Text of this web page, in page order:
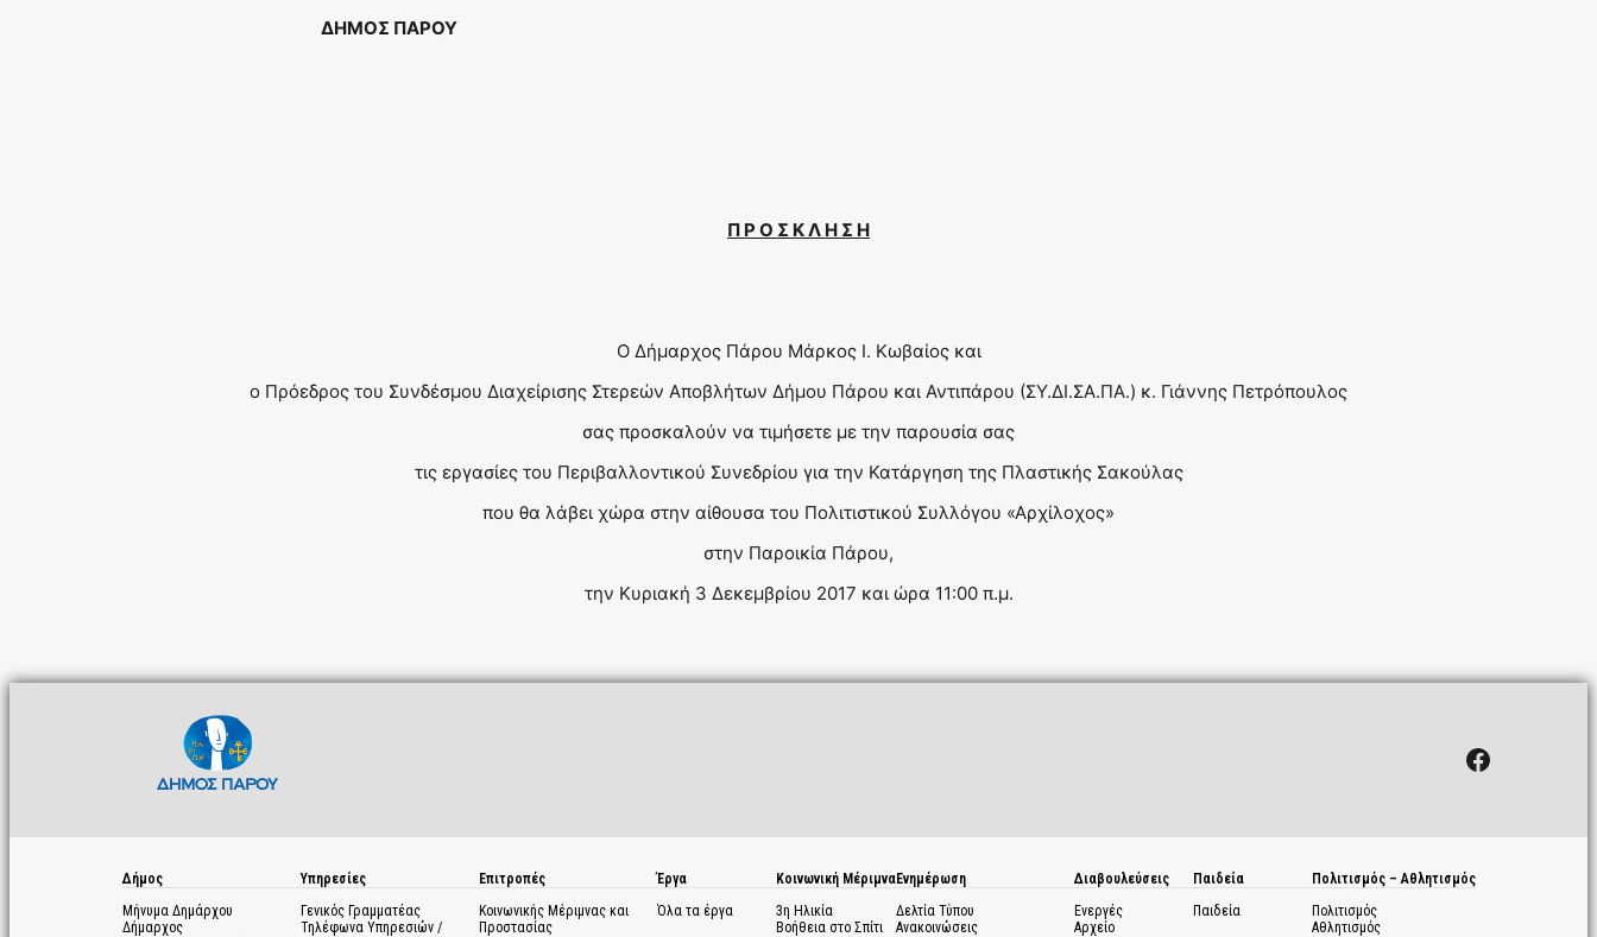
ΔΗΜΟΣ ΠΑΡΟΥ
Π Ρ Ο Σ Κ Λ Η Σ Η
Ο Δήμαρχος Πάρου Μάρκος Ι. Κωβαίος και
ο Πρόεδρος του Συνδέσμου Διαχείρισης Στερεών Αποβλήτων Δήμου Πάρου και Αντιπάρου (ΣΥ.ΔΙ.ΣΑ.ΠΑ.) κ. Γιάννης Πετρόπουλος
σας προσκαλούν να τιμήσετε με την παρουσία σας
τις εργασίες του Περιβαλλοντικού Συνεδρίου για την Κατάργηση της Πλαστικής Σακούλας
που θα λάβει χώρα στην αίθουσα του Πολιτιστικού Συλλόγου «Αρχίλοχος»
στην Παροικία Πάρου,
την Κυριακή 3 Δεκεμβρίου 2017 και ώρα 11:00 π.μ.
Facebook
Δήμος
Μήνυμα Δημάρχου
Δήμαρχος
Υπηρεσίες
Γενικός Γραμματέας
Τηλέφωνα Υπηρεσιών /
Επιτροπές
Κοινωνικής Μέριμνας και
Προστασίας
Έργα
Όλα τα έργα
Κοινωνική Μέριμνα
3η Ηλικία
Βοήθεια στο Σπίτι
Ενημέρωση
Δελτία Τύπου
Ανακοινώσεις
Διαβουλεύσεις
Ενεργές
Αρχείο
Παιδεία
Παιδεία
Πολιτισμός – Αθλητισμός
Πολιτισμός
Αθλητισμός